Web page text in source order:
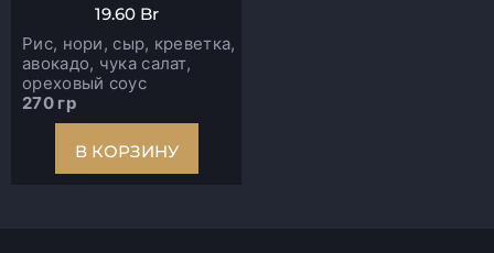
19.60 Br
Рис, нори, сыр, креветка,
авокадо, чука салат,
ореховый соус
270 гр
В КОРЗИНУ